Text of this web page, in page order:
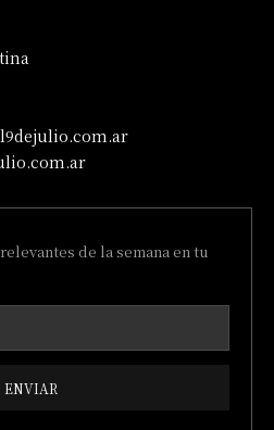
de la semana en tu
ENVIAR